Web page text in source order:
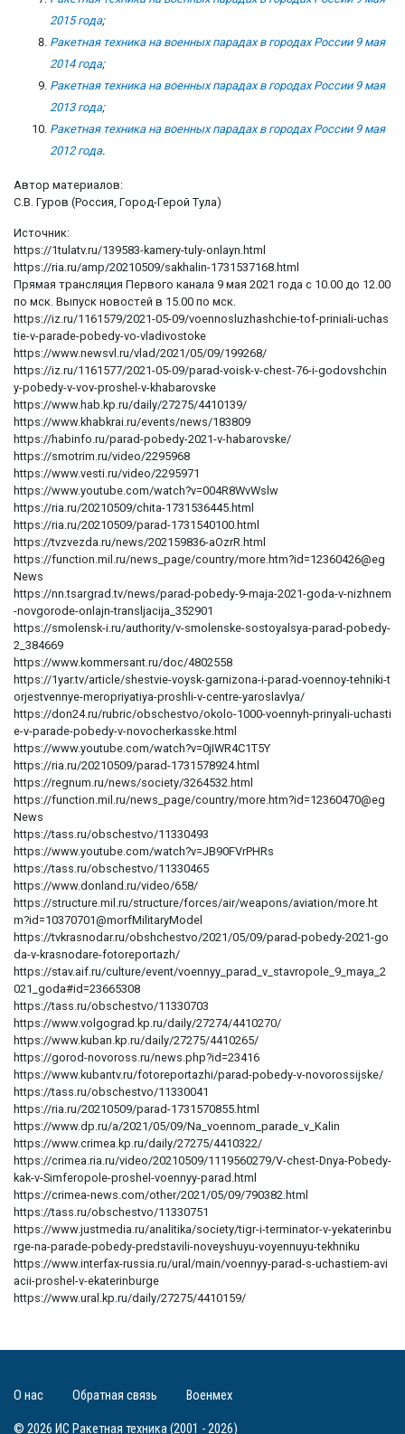
2015 года;
Ракетная техника на военных парадах в городах России 9 мая
2014 года;
Ракетная техника на военных парадах в городах России 9 мая
2013 года;
Ракетная техника на военных парадахв городах России 9 мая
2012 года.
Автор материалов:
С.В. Гуров (Россия, Город-Герой Тула)
Источник:
https://1tulatv.ru/139583-kamery-tuly-onlayn.html
https://ria.ru/amp/20210509/sakhalin-1731537168.html
Прямая трансляция Первого канала 9 мая 2021 года с 10.00 до 12.00
по мск. Выпуск новостей в 15.00 по мск.
https://iz.ru/1161579/2021-05-09/voennosluzhashchie-tof-priniali-uchas
tie-v-parade-pobedy-vo-vladivostoke
https://www.newsvl.ru/vlad/2021/05/09/199268/
https://iz.ru/1161577/2021-05-09/parad-voisk-v-chest-76-i-godovshchin
y-pobedy-v-vov-proshel-v-khabarovske
https://www.hab.kp.ru/daily/27275/4410139/
https://www.khabkrai.ru/events/news/183809
https://habinfo.ru/parad-pobedy-2021-v-habarovske/
https://smotrim.ru/video/2295968
https://www.vesti.ru/video/2295971
https://www.youtube.com/watch?v=004R8WvWslw
https://ria.ru/20210509/chita-1731536445.html
https://ria.ru/20210509/parad-1731540100.html
https://tvzvezda.ru/news/202159836-aOzrR.html
https://function.mil.ru/news_page/country/more.htm?id=12360426@eg
News
https://nn.tsargrad.tv/news/parad-pobedy-9-maja-2021-goda-v-nizhnem
-novgorode-onlajn-transljacija_352901
https://smolensk-i.ru/authority/v-smolenske-sostoyalsya-parad-pobedy-
2_384669
https://www.kommersant.ru/doc/4802558
https://1yar.tv/article/shestvie-voysk-garnizona-i-parad-voennoy-tehniki-t
orjestvennye-meropriyatiya-proshli-v-centre-yaroslavlya/
https://don24.ru/rubric/obschestvo/okolo-1000-voennyh-prinyali-uchasti
e-v-parade-pobedy-v-novocherkasske.html
https://www.youtube.com/watch?v=0jIWR4C1T5Y
https://ria.ru/20210509/parad-1731578924.html
https://regnum.ru/news/society/3264532.html
https://function.mil.ru/news_page/country/more.htm?id=12360470@eg
News
https://tass.ru/obschestvo/11330493
https://www.youtube.com/watch?v=JB90FVrPHRs
https://tass.ru/obschestvo/11330465
https://www.donland.ru/video/658/
https://structure.mil.ru/structure/forces/air/weapons/aviation/more.ht
m?id=10370701@morfMilitaryModel
https://tvkrasnodar.ru/obshchestvo/2021/05/09/parad-pobedy-2021-go
da-v-krasnodare-fotoreportazh/
https://stav.aif.ru/culture/event/voennyy_parad_v_stavropole_9_maya_2
021_goda#id=23665308
https://tass.ru/obschestvo/11330703
https://www.volgograd.kp.ru/daily/27274/4410270/
https://www.kuban.kp.ru/daily/27275/4410265/
https://gorod-novoross.ru/news.php?id=23416
https://www.kubantv.ru/fotoreportazhi/parad-pobedy-v-novorossijske/
https://tass.ru/obschestvo/11330041
https://ria.ru/20210509/parad-1731570855.html
https://www.dp.ru/a/2021/05/09/Na_voennom_parade_v_Kalin
https://www.crimea.kp.ru/daily/27275/4410322/
https://crimea.ria.ru/video/20210509/1119560279/V-chest-Dnya-Pobedy-
kak-v-Simferopole-proshel-voennyy-parad.html
https://crimea-news.com/other/2021/05/09/790382.html
https://tass.ru/obschestvo/11330751
https://www.justmedia.ru/analitika/society/tigr-i-terminator-v-yekaterinbu
rge-na-parade-pobedy-predstavili-noveyshuyu-voyennuyu-tekhniku
https://www.interfax-russia.ru/ural/main/voennyy-parad-s-uchastiem-avi
acii-proshel-v-ekaterinburge
https://www.ural.kp.ru/daily/27275/4410159/
© 2026 ИС Ракетная техника (2001 - 2026)
О нас Обратная связь Военмех